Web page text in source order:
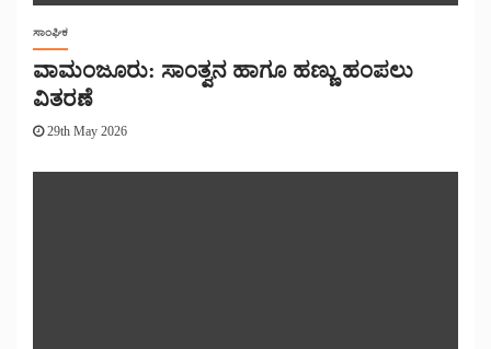
ಸಾಂಘಿಕ
ವಾಮಂಜೂರು: ಸಾಂತ್ವನ ಹಾಗೂ ಹಣ್ಣು ಹಂಪಲು
ವಿತರಣೆ
29th May 2026